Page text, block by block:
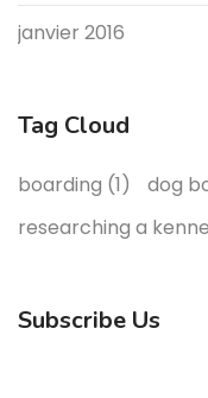
janvier 2016
Tag Cloud
boarding (1) dog
researching a
Subscribe Us